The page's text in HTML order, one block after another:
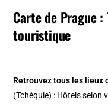
Carte de Prague
touristique
Retrouvez tous les lieux
(Tchéquie) : Hôtels selon